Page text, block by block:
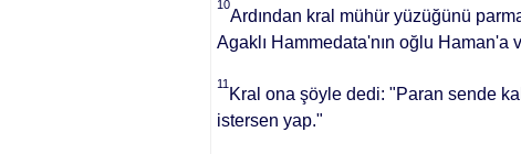
10
Ardından kral mühür yüzüğünü
Agaklı Hammedata'nın oğ­lu Haman'a
11
Kral ona şöyle de­di: "Paran sende
istersen yap."